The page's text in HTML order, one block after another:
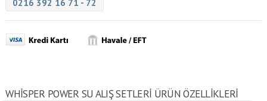
0216 392 16 71 - 72
WHISPER POWER SU ALIŞ SETLERI ÜRÜN ÖZELLİKLERİ